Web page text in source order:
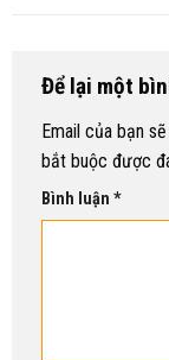
Để lại một
Email của bạn
bắt buộc được
Bình luận *